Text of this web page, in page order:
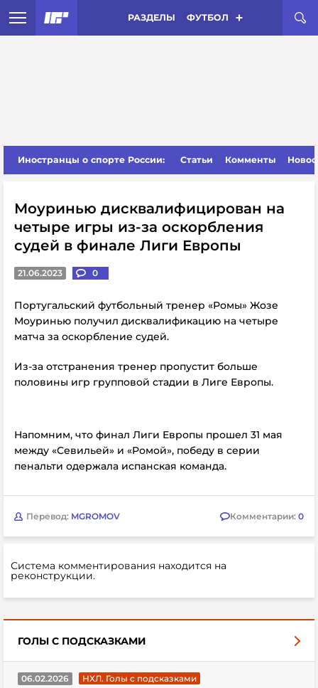
РАЗДЕЛЫ ФУТБОЛ
Иностранцы о спорте России: Статьи Комменты
Моуринью дисквалифицирован на
четыре игры из-за оскорбления
судей в финале Лиги Европы
21.06.2023 0
Португальский футбольный тренер «Ромы» Жозе
Моуринью получил дисквалификацию на четыре
матча за оскорбление судей.
Из-за отстранения тренер пропустит больше
половины игр групповой стадии в Лиге Европы.
Напомним, что финал Лиги Европы прошел 31 мая
между «Севильей» и «Ромой», победу в серии
пенальти одержала испанская команда.
Перевод: MGROMOV Комментарии: 0
Система комментирования находится на
реконструкции.
ГОЛЫ С ПОДСКАЗКАМИ
06.02.2026
НХЛ. Голы с подсказками